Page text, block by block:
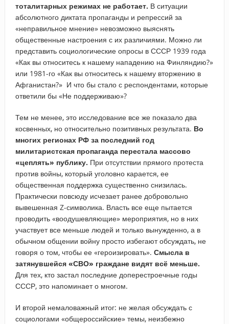
тоталитарных режимах не работает. В ситуации
абсолютного диктата пропаганды и репрессий за
«неправильное мнение» невозможно выяснять
общественные настроения с их различиями. Можно ли
представить социологические опросы в СССР 1939 года
«Как вы относитесь к нашему нападению на Финляндию?»
или 1981-го «Как вы относитесь к нашему вторжению в
Афганистан?» И что бы стало с респондентами, которые
ответили бы «Не поддерживаю»?
Тем не менее, это исследование все же показало два
косвенных, но относительно позитивных результата. Во
многих регионах РФ за последний год
милитаристская пропаганда перестала массово
«цеплять» публику. При отсутствии прямого протеста
против войны, который уголовно карается, ее
общественная поддержка существенно снизилась.
Практически повсюду исчезает ранее добровольно
вывешенная Z-символика. Власть все еще пытается
проводить «воодушевляющие» мероприятия, но в них
участвует все меньше людей и только вынужденно, а в
обычном общении войну просто избегают обсуждать, не
говоря о том, чтобы ее «героизировать». Смысла в
затянувшейся «СВО» граждане видят всё меньше.
Для тех, кто застал последние доперестроечные годы
СССР, это напоминает о многом.
И второй немаловажный итог: не желая обсуждать с
социологами «общероссийские» темы, неизбежно